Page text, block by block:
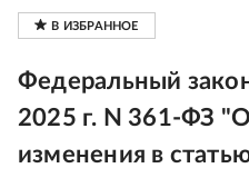
Федеральный
2025 г. N 361-ФЗ
изменения в